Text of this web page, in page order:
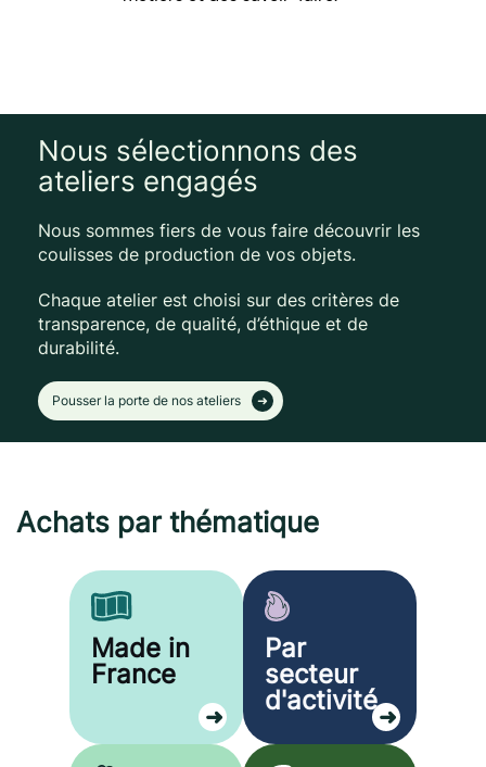
Nous sélectionnons des
ateliers engagés
Nous sommes fiers de vous faire découvrir les
coulisses de production de vos objets.
Chaque atelier est choisi sur des critères de
transparence, de qualité, d’éthique et de
durabilité.
Pousser la porte de nos ateliers
Achats par thématique
Made in
France
Par
secteur
d'activité